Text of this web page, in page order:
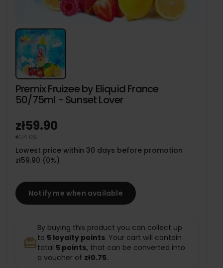
Premix Fruizee by Eliquid France
50/75ml - Sunset Lover
zł59.90
€14.09
Lowest price within 30 days before promotion
zł59.90 (0%)
Notify me when available
redeem
By buying this product you can collect up
to 5 loyalty points. Your cart will contain
total 5 points, that can be converted into
a voucher of zł0.75.